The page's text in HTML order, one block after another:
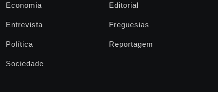
Economia Editorial
Entrevista Freguesias
Política Reportagem
Sociedade